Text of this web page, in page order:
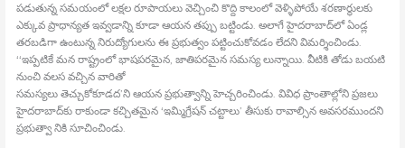
పడుతున్న సమయంలో లక్షల రూపాయలు వెచ్చించి కొద్ది కాలంలో వెళ్ళిపోయే శరణార్థులకు
ఎక్కువ ప్రాధాన్యత ఇవ్వడాన్ని కూడా ఆయన తప్పు బట్టిండు. అలాగే హైదరాబాద్‍లో ఏండ్ల
తరబడిగా ఉంటున్న నిరుద్యోగులను ఈ ప్రభుత్వం పట్టించుకోవడం లేదని విమర్శించిండు.
‘‘ఇప్పటికే మన రాష్ట్రంలో భాషపరమైన, జాతిపరమైన సమస్య లున్నాయి. వీటికి తోడు బయటి
నుంచి వలస వచ్చిన వారితో
సమస్యలు తెచ్చుకోకూడద’ని ఆయన ప్రభుత్వాన్ని హెచ్చరించిండు. వివిధ ప్రాంతాల్లోని ప్రజలు
హైదరాబాద్‍కు రాకుండా కచ్చితమైన ‘ఇమ్మిగ్రేషన్‍ చట్టాలు’ తీసుకు రావాల్సిన అవసరముందని
ప్రభుత్వా నికి సూచించిండు.